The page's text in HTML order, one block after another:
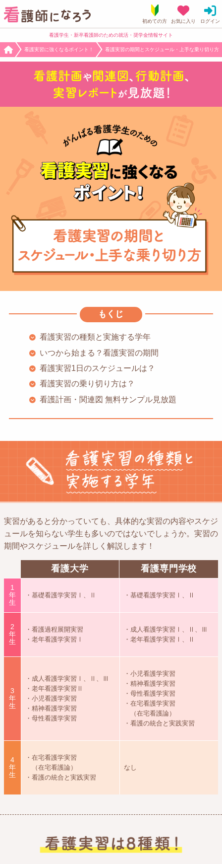
看護学生・新卒看護師のための就活・奨学金情報サイト
看護実習に強くなるポイント！ 看護実習の期間とスケジュール・上手な乗り切り方
看護実習の種類と実施する学年
いつから始まる？看護実習の期間
看護実習1日のスケジュールは？
看護実習の乗り切り方は？
看護計画・関連図 無料サンプル見放題
実習があると分かっていても、具体的な実習の内容やスケジ
ュールを知らない学生も多いのではないでしょうか。実習の
期間やスケジュールを詳しく解説します！
看護大学 看護専門学校
1
年
生
・基礎看護学実習Ⅰ、Ⅱ ・基礎看護学実習Ⅰ、Ⅱ
2
年
生
・看護過程展開実習
・老年看護学実習Ⅰ
・成人看護学実習Ⅰ、Ⅱ、Ⅲ
・老年看護学実習Ⅰ、Ⅱ
3
年
生
・成人看護学実習Ⅰ、Ⅱ、Ⅲ
・老年看護学実習Ⅱ
・小児看護学実習
・精神看護学実習
・母性看護学実習
・小児看護学実習
・精神看護学実習
・母性看護学実習
・在宅看護学実習
（在宅看護論）
・看護の統合と実践実習
4
年
生
・在宅看護学実習
（在宅看護論）
・看護の統合と実践実習
なし